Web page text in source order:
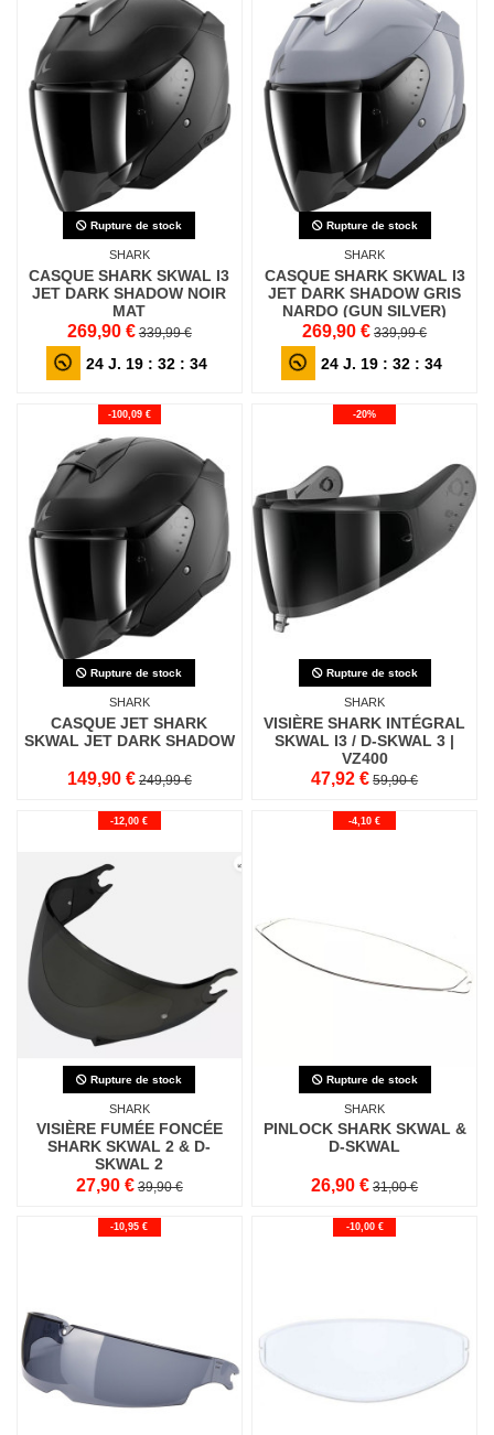
Rupture de stock
SHARK
CASQUE SHARK SKWAL I3
JET DARK SHADOW NOIR
MAT
269,90 € 339,99 €
24 J. 19 :32 :32
Rupture de stock
SHARK
CASQUE SHARK SKWAL I3
JET DARK SHADOW GRIS
NARDO (GUN SILVER)
269,90 € 339,99 €
24 J. 19 :32 :32
-100,09 €
Rupture de stock
SHARK
CASQUE JET SHARK
SKWAL JET DARK SHADOW
149,90 € 249,99 €
-20%
Rupture de stock
SHARK
VISIÈRE SHARK INTÉGRAL
SKWAL I3 / D-SKWAL 3 |
VZ400
47,92 € 59,90 €
-12,00 €
Rupture de stock
SHARK
VISIÈRE FUMÉE FONCÉE
SHARK SKWAL 2 & D-
SKWAL 2
27,90 € 39,90 €
-4,10 €
Rupture de stock
SHARK
PINLOCK SHARK SKWAL &
D-SKWAL
26,90 € 31,00 €
-10,95 € -10,00 €